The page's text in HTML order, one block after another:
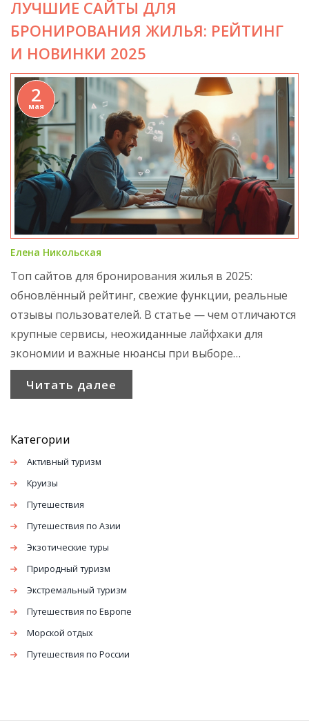
ЛУЧШИЕ САЙТЫ ДЛЯ
БРОНИРОВАНИЯ ЖИЛЬЯ: РЕЙТИНГ
И НОВИНКИ 2025
2
мая
Елена Никольская
Топ сайтов для бронирования жилья в 2025:
обновлённый рейтинг, свежие функции, реальные
отзывы пользователей. В статье — чем отличаются
крупные сервисы, неожиданные лайфхаки для
экономии и важные нюансы при выборе
платформы для аренды квартиры или
бронирования отеля. Вы узнаете, где искать самые
Читать далее
Категории
Активный туризм
Круизы
Путешествия
Путешествия по Азии
Экзотические туры
Природный туризм
Экстремальный туризм
Путешествия по Европе
Морской отдых
Путешествия по России